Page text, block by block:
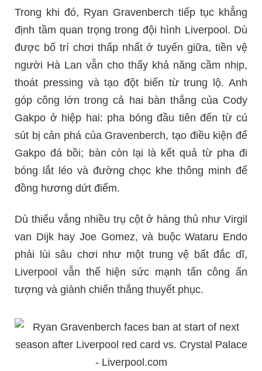
Trong khi đó, Ryan Gravenberch tiếp tục khẳng
định tầm quan trọng trong đội hình Liverpool. Dù
được bố trí chơi thấp nhất ở tuyến giữa, tiền vệ
người Hà Lan vẫn cho thấy khả năng cầm nhịp,
thoát pressing và tạo đột biến từ trung lộ. Anh
góp công lớn trong cả hai bàn thắng của Cody
Gakpo ở hiệp hai: pha bóng đầu tiên đến từ cú
sút bị cản phá của Gravenberch, tạo điều kiện để
Gakpo đá bồi; bàn còn lại là kết quả từ pha đi
bóng lắt léo và đường chọc khe thông minh để
đồng hương dứt điểm.
Dù thiếu vắng nhiều trụ cột ở hàng thủ như Virgil
van Dijk hay Joe Gomez, và buộc Wataru Endo
phải lùi sâu chơi như một trung vệ bất đắc dĩ,
Liverpool vẫn thể hiện sức mạnh tấn công ấn
tượng và giành chiến thắng thuyết phục.